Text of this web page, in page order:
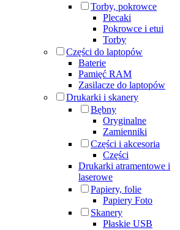
Torby, pokrowce
Plecaki
Pokrowce i etui
Torby
Części do laptopów
Baterie
Pamięć RAM
Zasilacze do laptopów
Drukarki i skanery
Bębny
Oryginalne
Zamienniki
Części i akcesoria
Części
Drukarki atramentowe i
laserowe
Papiery, folie
Papiery Foto
Skanery
Płaskie USB